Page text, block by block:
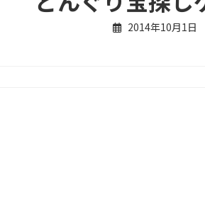
2014年10月1日